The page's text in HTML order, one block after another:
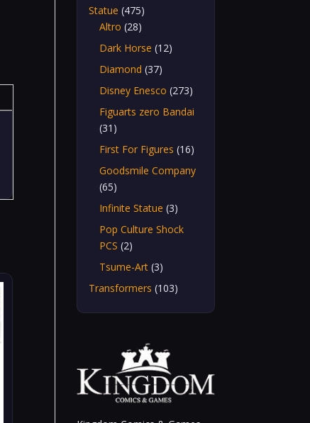
Statue (475)
Altro (28)
Dark Horse (12)
Diamond (37)
Disney Enesco (273)
Figuarts zero Bandai
(31)
First For Figures (16)
Goodsmile Company
(65)
Infinite Statue (3)
Pop Culture Shock
PCS (2)
Tsume-Art (3)
Transformers (103)